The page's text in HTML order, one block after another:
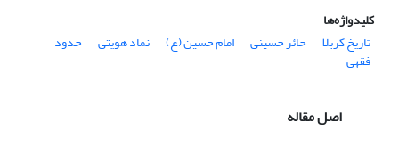
کلیدواژه‌ها
تاریخ کربلا
حائر حسینی امام حسین (ع) نماد هویتی حدود
فقهی
اصل مقاله